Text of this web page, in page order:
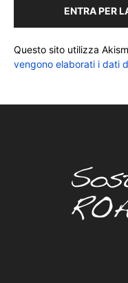
ENTRA PER
Questo sito utilizza
vengono elaborati i dati